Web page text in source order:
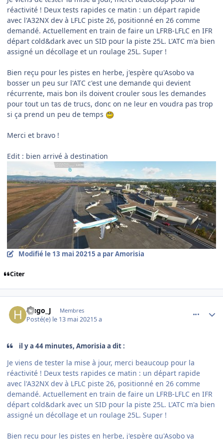
réactivité ! Deux tests rapides ce matin : un départ rapide
avec l'A32NX dev à LFLC piste 26, positionné en 26 comme
demandé. Actuellement en train de faire un LFRB-LFLC en IFR
départ cold&dark avec un SID pour la piste 25L. L'ATC m'a bien
assigné un décollage et un roulage 25L. Super !
Bien reçu pour les pistes en herbe, j'espère qu'Asobo va
bosser un peu sur l'ATC c'est une demande qui devient
récurrente, mais bon ils doivent crouler sous les demandes
pour tout un tas de trucs, donc on ne leur en voudra pas trop
si ça prend un peu de temps
Merci et bravo !
Edit : bien arrivé à destination
Modifié le 13 mai 20215 a par Amorisia
Citer
Hugo_J Membres
Posté(e) le 13 mai 20215 a
il y a 44 minutes, Amorisia a dit :
Je viens de tester la mise à jour, merci beaucoup pour la
réactivité ! Deux tests rapides ce matin : un départ rapide
avec l'A32NX dev à LFLC piste 26, positionné en 26 comme
demandé. Actuellement en train de faire un LFRB-LFLC en IFR
départ cold&dark avec un SID pour la piste 25L. L'ATC m'a bien
assigné un décollage et un roulage 25L. Super !
Bien reçu pour les pistes en herbe, j'espère qu'Asobo va